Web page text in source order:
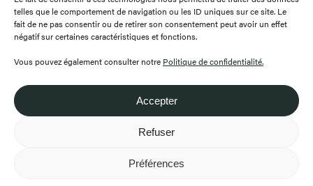
telles que le comportement de navigation ou les ID uniques sur ce site. Le
fait de ne pas consentir ou de retirer son consentement peut avoir un effet
négatif sur certaines caractéristiques et fonctions.
Vous pouvez également consulter notre Politique de confidentialité.
Accepter
Refuser
Préférences
RESSOURCES
À PROPOS
ENGLISH
418.649.0999